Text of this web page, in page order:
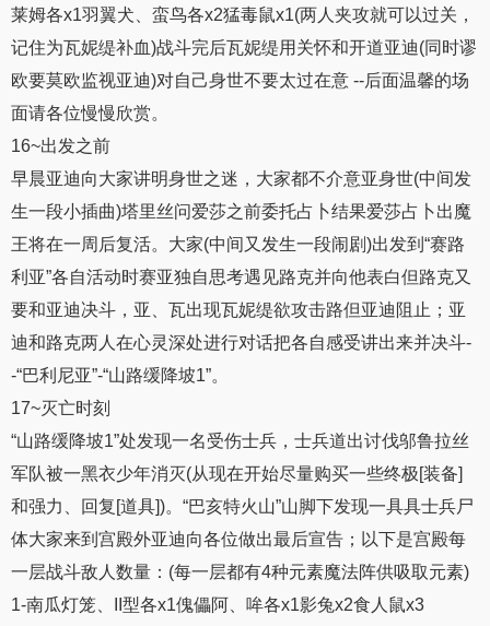
莱姆各x1羽翼犬、蛮鸟各x2猛毒鼠x1(两人夹攻就可以过关，
记住为瓦妮缇补血)战斗完后瓦妮缇用关怀和开道亚迪(同时谬
欧要莫欧监视亚迪)对自己身世不要太过在意 --后面温馨的场
面请各位慢慢欣赏。
16~出发之前
早晨亚迪向大家讲明身世之迷，大家都不介意亚身世(中间发
生一段小插曲)塔里丝问爱莎之前委托占卜结果爱莎占卜出魔
王将在一周后复活。大家(中间又发生一段闹剧)出发到“赛路
利亚”各自活动时赛亚独自思考遇见路克并向他表白但路克又
要和亚迪决斗，亚、瓦出现瓦妮缇欲攻击路但亚迪阻止；亚
迪和路克两人在心灵深处进行对话把各自感受讲出来并决斗-
-“巴利尼亚”-“山路缓降坡1”。
17~灭亡时刻
“山路缓降坡1”处发现一名受伤士兵，士兵道出讨伐邬鲁拉丝
军队被一黑衣少年消灭(从现在开始尽量购买一些终极[装备]
和强力、回复[道具])。“巴亥特火山”山脚下发现一具具士兵尸
体大家来到宫殿外亚迪向各位做出最后宣告；以下是宫殿每
一层战斗敌人数量：(每一层都有4种元素魔法阵供吸取元素)
1-南瓜灯笼、II型各x1傀儡阿、哞各x1影兔x2食人鼠x3